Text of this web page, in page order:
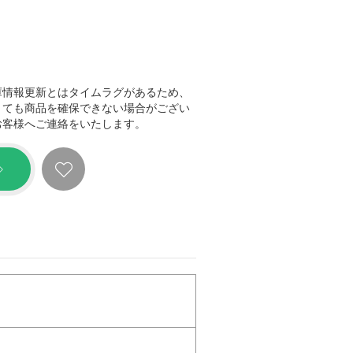
報更新とはタイムラグがあるため、
も商品を確保できない場合がござい
様へご連絡をいたします。